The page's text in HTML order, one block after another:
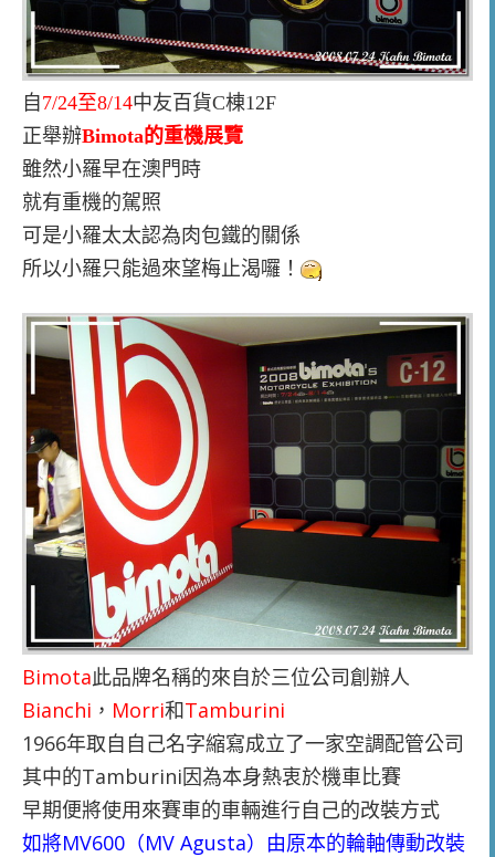
自7/24至8/14中友百貨C棟12F
正舉辦Bimota的重機展覽
雖然小羅早在澳門時
就有重機的駕照
可是小羅太太認為肉包鐵的關係
所以小羅只能過來望梅止渴囉！
Bimota此品牌名稱的來自於三位公司創辦人
Bianchi ， Morri和Tamburini
1966年取自自己名字縮寫成立了一家空調配管公司
其中的Tamburini因為本身熱衷於機車比賽
早期便將使用來賽車的車輛進行自己的改裝方式
如將MV600（MV Agusta）由原本的輪軸傳動改裝